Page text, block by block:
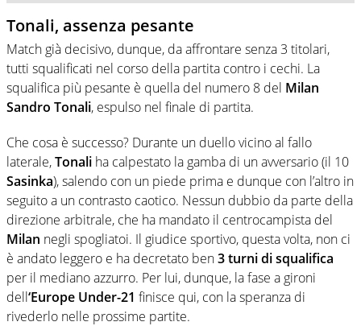
Tonali, assenza pesante
Match già decisivo, dunque, da affrontare senza 3 titolari,
tutti squalificati nel corso della partita contro i cechi. La
squalifica più pesante è quella del numero 8 del Milan
Sandro Tonali, espulso nel finale di partita.
Che cosa è successo? Durante un duello vicino al fallo
laterale,Tonali ha calpestato la gamba di un avversario (il 10
Sasinka), salendo con un piede prima e dunque con l’altro in
seguito a un contrasto caotico. Nessun dubbio da parte della
direzione arbitrale, che ha mandato il centrocampista del
Milan negli spogliatoi. Il giudice sportivo, questa volta, non ci
è andato leggero e ha decretato ben3 turni di squalifica
per il mediano azzurro. Per lui, dunque, la fase a gironi
dell‘Europe Under-21 finisce qui, con la speranza di
rivederlo nelle prossime partite.